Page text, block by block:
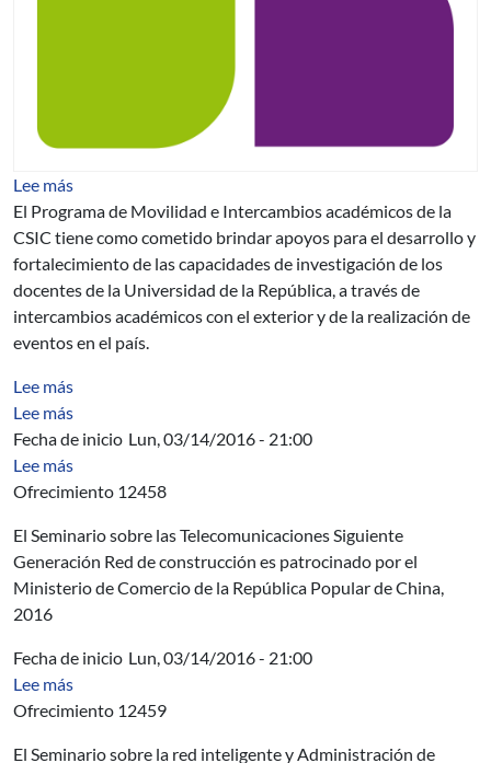
Lee mássobre Tercer llamado del Programa de Movilidad e
El Programa de Movilidad e Intercambios académicos de la
CSIC tiene como cometido brindar apoyos para el desarrollo y
fortalecimiento de las capacidades de investigación de los
docentes de la Universidad de la República, a través de
intercambios académicos con el exterior y de la realización de
eventos en el país.
Lee mássobre Evaluación de las Carreras de Posgrado en
Lee mássobre Quality Is Free, Personal Reviews Improve
Fecha de inicio Lun, 03/14/2016 - 21:00
Lee mássobre AUICI - Seminario sobre Telecomunicaciones-
Ofrecimiento 12458
El Seminario sobre las TelecomunicacionesSiguiente
Generación Red de construcción es patrocinado por el
Ministeriode Comercio de la República Popular deChina,
2016
Fecha de inicio Lun, 03/14/2016 - 21:00
Lee mássobre AUCI - Seminario sobre la red inteligente y
Ofrecimiento 12459
El Seminario sobre la red inteligente y Administración de